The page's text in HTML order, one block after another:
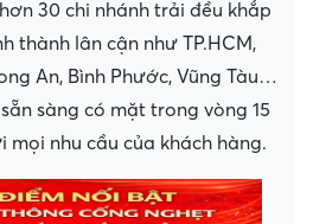
30 chi nhánh trải đều khắp
thành lân cận như TP.HCM,
An, Bình Phước, Vũng Tàu…
sàng có mặt trong vòng 15
nhu cầu của khách hàng.